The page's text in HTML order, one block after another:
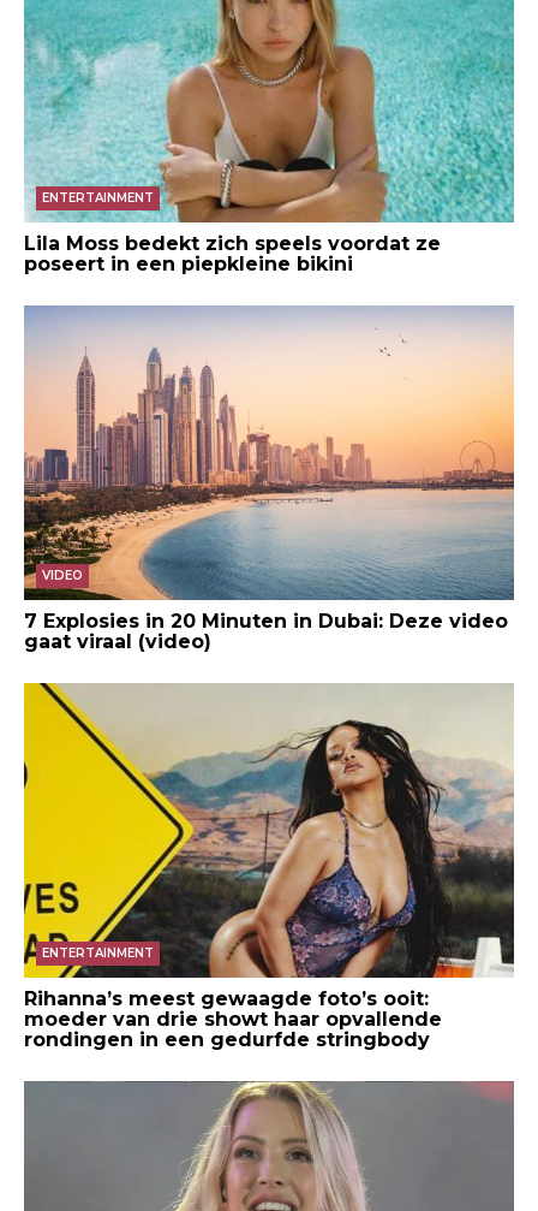
ENTERTAINMENT
Lila Moss bedekt zich speels voordat ze
poseert in een piepkleine bikini
VIDEO
7 Explosies in 20 Minuten in Dubai: Deze video
gaat viraal (video)
ENTERTAINMENT
Rihanna’s meest gewaagde foto’s ooit:
moeder van drie showt haar opvallende
rondingen in een gedurfde stringbody